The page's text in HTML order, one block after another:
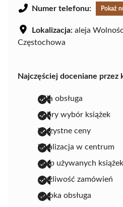
Numer telefonu: Pokaż
Lokalizacja: aleja
Częstochowa
Najczęściej doceniane przez
miła obsługa
dobry wybór książek
korzystne ceny
lokalizacja w centrum
skup używanych książek
możliwość zamówień
szybka obsługa